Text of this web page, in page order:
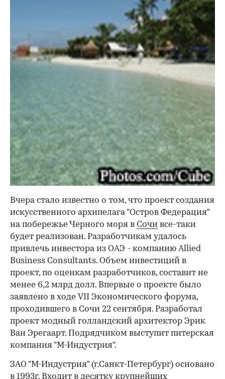
Вчера стало известно о том, что проект создания
искусственного архипелага "Остров Федерация"
на побережье Черного моря в Сочи все-таки
будет реализован. Разработчикам удалось
привлечь инвестора из ОАЭ - компанию Allied
Business Consultants. Объем инвестиций в
проект, по оценкам разработчиков, составит не
менее 6,2 млрд долл. Впервые о проекте было
заявлено в ходе VII Экономического форума,
проходившего в Сочи 22 сентября. Разработал
проект модный голландский архитектор Эрик
Ван Эрегаарт. Подрядчиком выступит питерская
компания "М-Индустрия".
ЗАО "М-Индустрия" (г.Санкт-Петербург) основано
в 1993г. Входит в десятку крупнейших